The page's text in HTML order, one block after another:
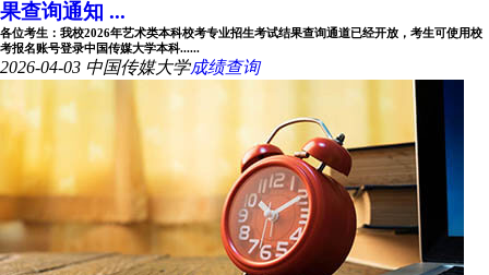
果查询通知 ...
各位考生：我校2026年艺术类本科校考专业招生考试结果查询通道已经开放，考生可使用校
考报名账号登录中国传媒大学本科......
2026-04-03 中国传媒大学成绩查询